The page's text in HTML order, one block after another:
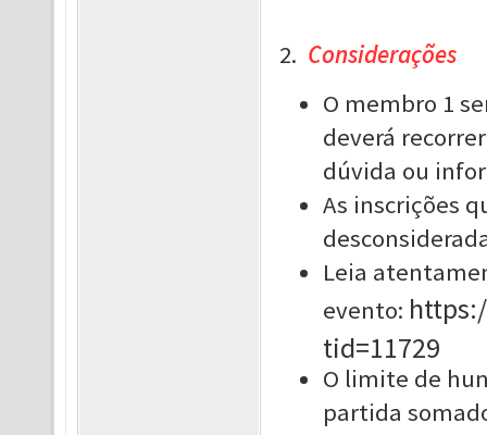
2. Considerações
O membro 1
deverá
dúvida ou
As inscrições
Leia
evento:
tid=11729
O limite de
partida